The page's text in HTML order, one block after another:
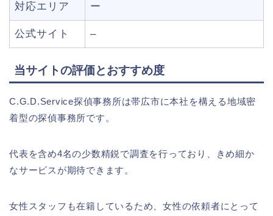
対応エリア ー
公式サイト –
当サイトの評価とおすすめ度
C.G.D.Service探偵事務所は帯広市に本社を構える地域密
着型の探偵事務所です。
代表を含め4名の少数精鋭で調査を行っており、きめ細か
なサービスが期待できます。
女性スタッフも在籍しているため、女性の依頼者にとって